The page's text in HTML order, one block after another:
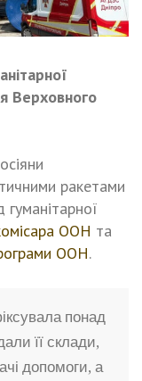
Верховного
ракетами
ООН та
ООН.
понад
її склади,
допомоги, а